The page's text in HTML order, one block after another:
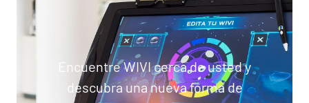
Encuentre WIVI cerca de usted y
descubra una nueva forma de